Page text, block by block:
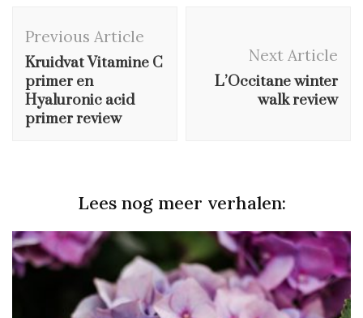
Navigation
Previous Article
Kruidvat Vitamine C
primer en
Hyaluronic acid
primer review
Next Article
L’Occitane winter
walk review
Lees nog meer verhalen: